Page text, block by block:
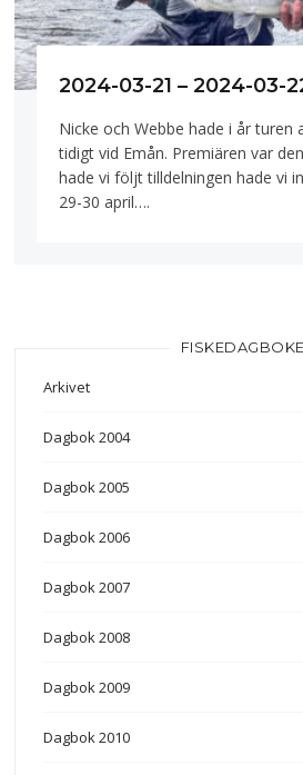
2024-03-21 – 2024-03-
Nicke och Webbe hade i år turen
tidigt vid Emån. Premiären var
hade vi följt tilldelningen hade vi
29-30 april….
Arkivet
Dagbok 2004
Dagbok 2005
Dagbok 2006
Dagbok 2007
Dagbok 2008
Dagbok 2009
Dagbok 2010